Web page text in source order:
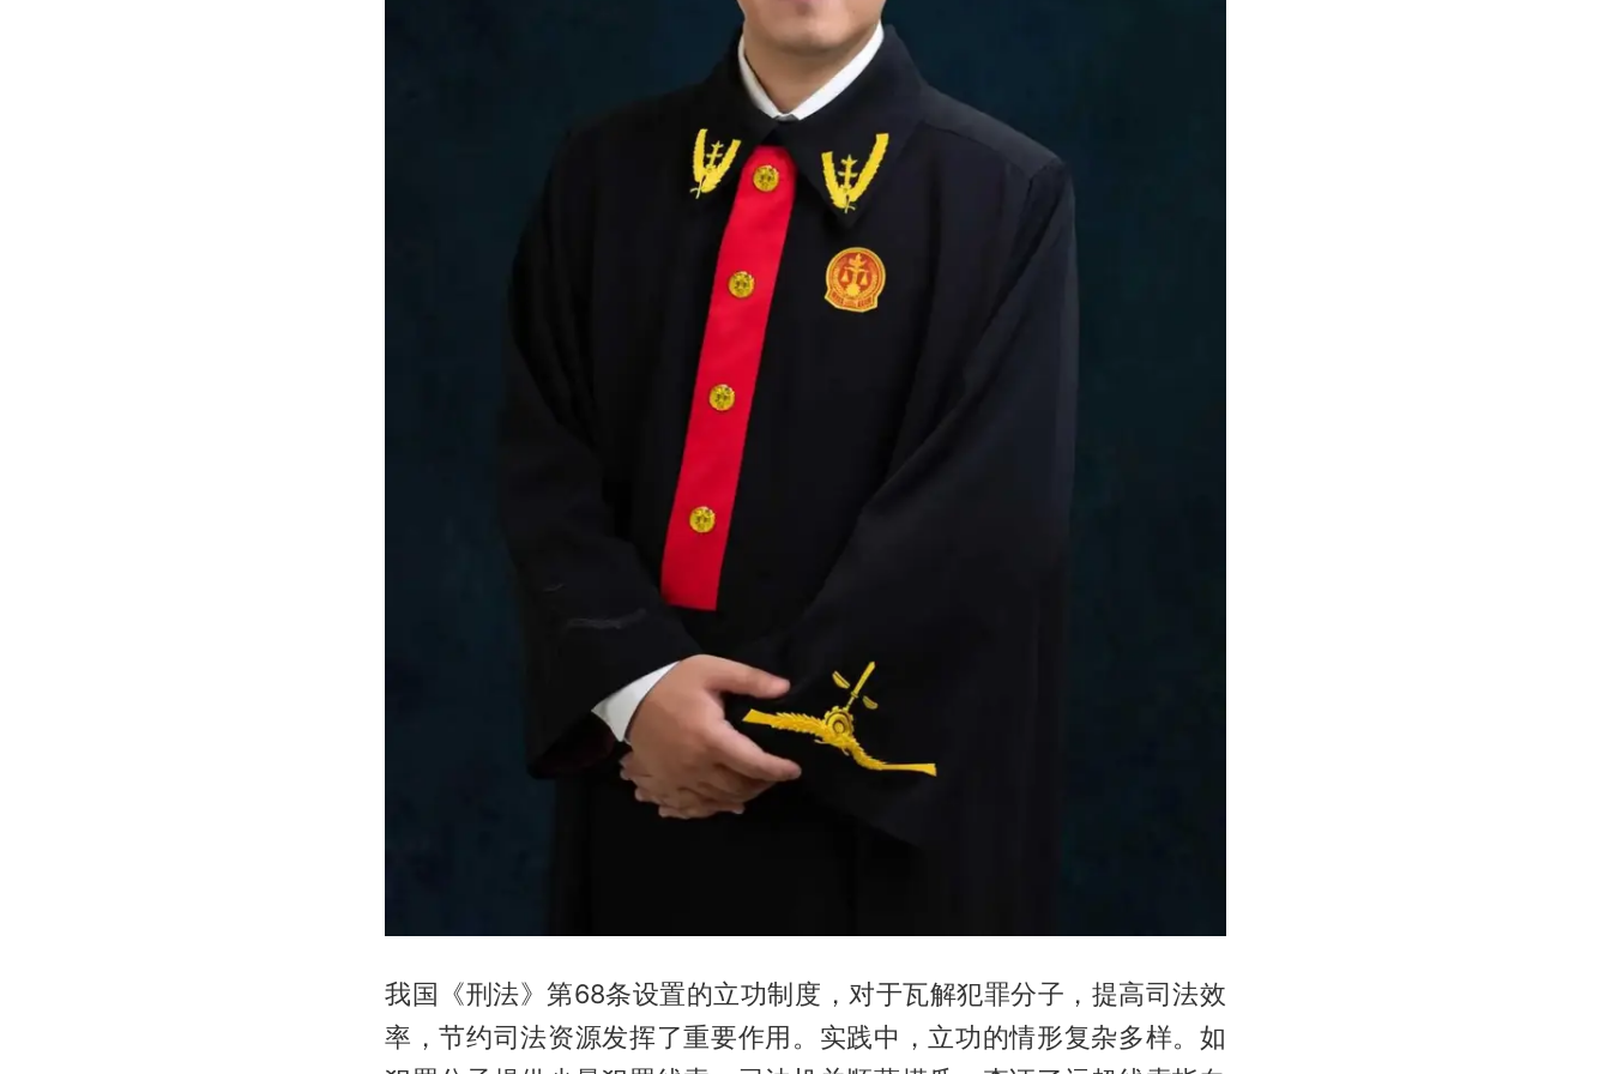
我国《刑法》第68条设置的立功制度，对于瓦解犯罪分子，提高司法效
率，节约司法资源发挥了重要作用。实践中，立功的情形复杂多样。如